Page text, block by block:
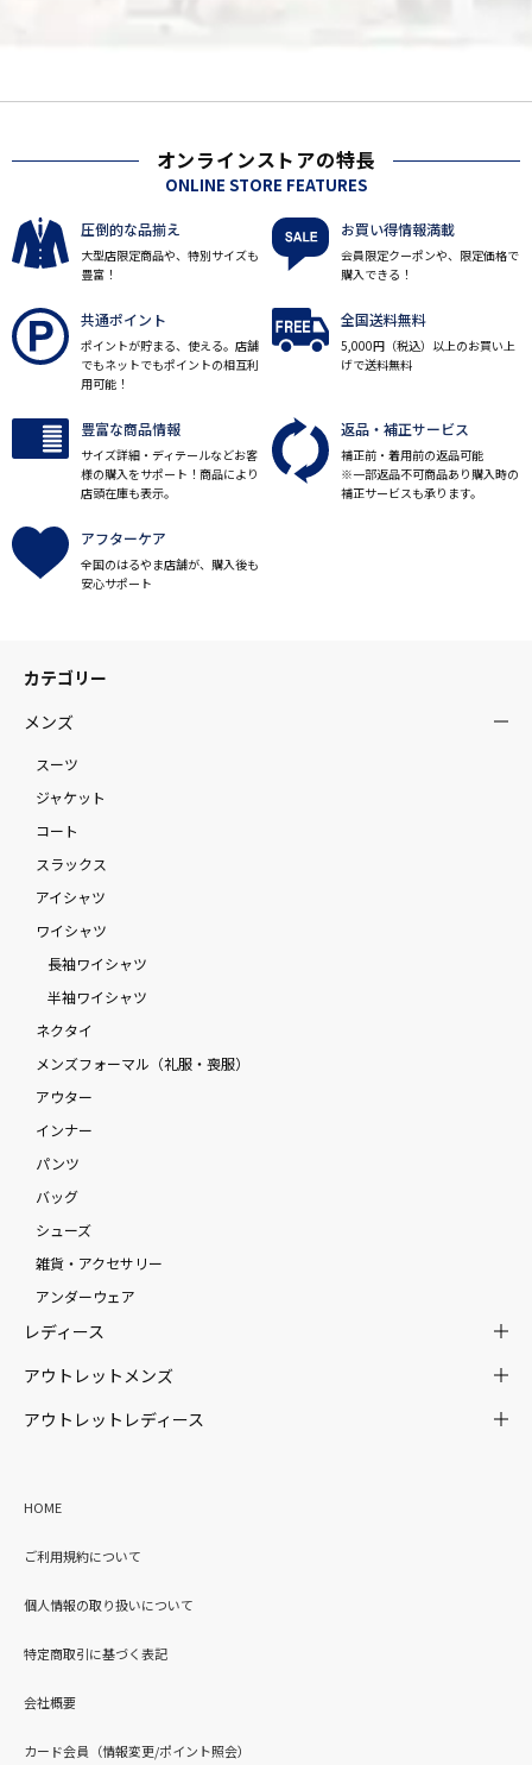
オンラインストアの特長
ONLINE STORE FEATURES
圧倒的な品揃え
大型店限定商品や、特別サイズも
豊富！
お買い得情報満載
会員限定クーポンや、限定価格で
購入できる！
共通ポイント
ポイントが貯まる、使える。店舗
でもネットでもポイントの相互利
用可能！
全国送料無料
5,000円（税込）以上のお買い上
げで送料無料
豊富な商品情報
サイズ詳細・ディテールなどお客
様の購入をサポート！商品により
店頭在庫も表示。
返品・補正サービス
補正前・着用前の返品可能
※一部返品不可商品あり購入時の
補正サービスも承ります。
アフターケア
全国のはるやま店舗が、購入後も
安心サポート
カテゴリー
メンズ
スーツ
ジャケット
コート
スラックス
アイシャツ
ワイシャツ
長袖ワイシャツ
半袖ワイシャツ
ネクタイ
メンズフォーマル（礼服・喪服）
アウター
インナー
パンツ
バッグ
シューズ
雑貨・アクセサリー
アンダーウェア
レディース
アウトレットメンズ
アウトレットレディース
HOME
ご利用規約について
個人情報の取り扱いについて
特定商取引に基づく表記
会社概要
カード会員（情報変更/ポイント照会）